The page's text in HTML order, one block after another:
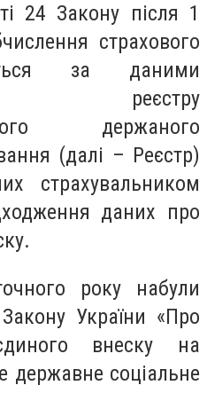
24 Закону після 1
страхового
за даними
реєстру
держаного
(далі – Реєстр)
страхувальником
даних про
року набули
України «Про
внеску на
державне соціальне